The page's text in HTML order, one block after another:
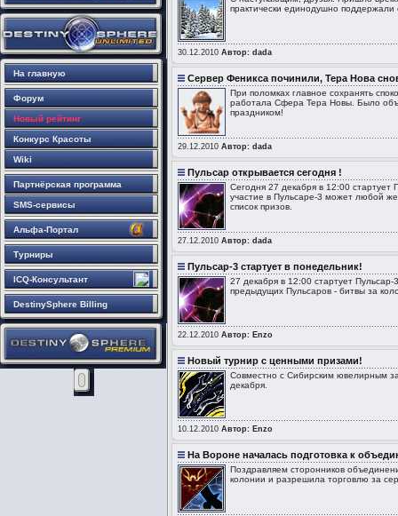
На главную
Форум
Новый рейтинг
Конкурс Красоты
Wiki
Партнёрская программа
SMS-сервисы
Альфа-Портал
Турниры
ICQ-Консультант
DestinySphere Billing
практически единодушно
30.12.2010 Автор: dada
Сервер Феникса починили, Тера Нова
При поломках главное сохранять
работала Сфера Тера Новы. Было
праздником!
29.12.2010 Автор: dada
Пульсар открывается сегодня !
Сегодня 27 декабря в 12:00
участие в Пульсаре-3 может любой
список призов.
27.12.2010 Автор: dada
Пульсар-3 стартует в понедельник!
27 декабря в 12:00 стартует
предыдущих Пульсаров - битвы за
22.12.2010 Автор: Enzo
Новый турнир с ценными призами!
Совместно с Сибирским ювелирным
декабря.
10.12.2010 Автор: Enzo
На Вороне началась подготовка к
Поздравляем сторонников
колонии и разрешила торговлю за